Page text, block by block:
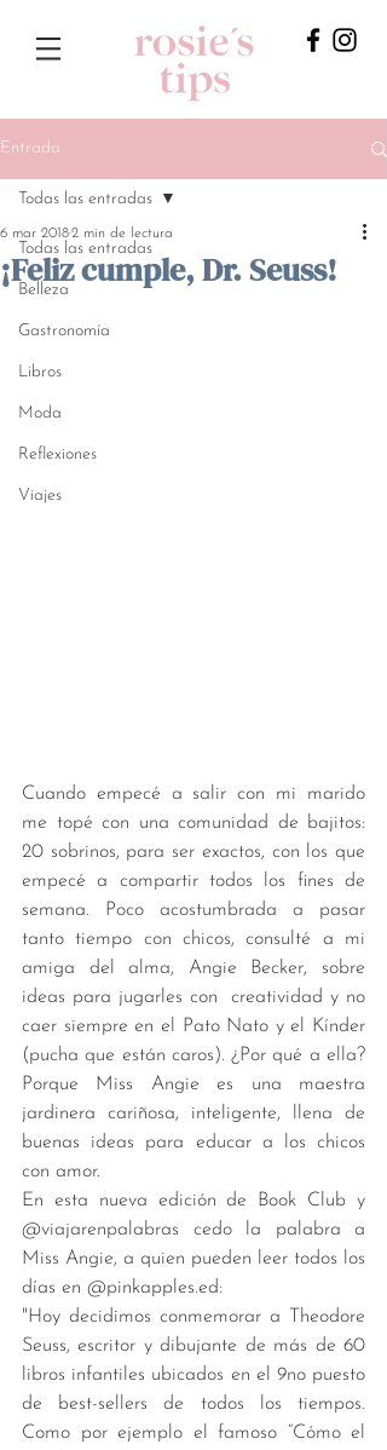
Entrada
Todas las entradas
Belleza
Gastronomía
Libros
Moda
Reflexiones
Viajes
Todas las entradas
¡Feliz cumple, Dr. Seuss!
6 mar 20182 min de lectura
Cuando empecé a salir con mi marido
me topé con una comunidad de bajitos:
20 sobrinos, para ser exactos, con los que
empecé a compartir todos los fines de
semana. Poco acostumbrada a pasar
tanto tiempo con chicos, consulté a mi
amiga del alma, Angie Becker, sobre
ideas para jugarles con  creatividad y no
caer siempre en el Pato Nato y el Kínder
(pucha que están caros). ¿Por qué a ella?
Porque Miss Angie es una maestra
jardinera cariñosa, inteligente, llena de
buenas ideas para educar a los chicos
con amor.
En esta nueva edición de Book Club y
@viajarenpalabras cedo la palabra a
Miss Angie, a quien pueden leer todos los
días en @pinkapples.ed:
"Hoy decidimos conmemorar a Theodore
Seuss, escritor y dibujante de más de 60
libros infantiles ubicados en el 9no puesto
de best-sellers de todos los tiempos.
Como por ejemplo el famoso “Cómo el